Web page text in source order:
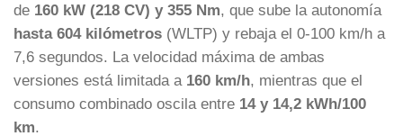
de 160 kW (218 CV) y 355 Nm, que sube la autonomía
hasta 604 kilómetros (WLTP) y rebaja el 0-100 km/h a
7,6 segundos. La velocidad máxima de ambas
versiones está limitada a 160 km/h, mientras que el
consumo combinado oscila entre 14 y 14,2 kWh/100
km.